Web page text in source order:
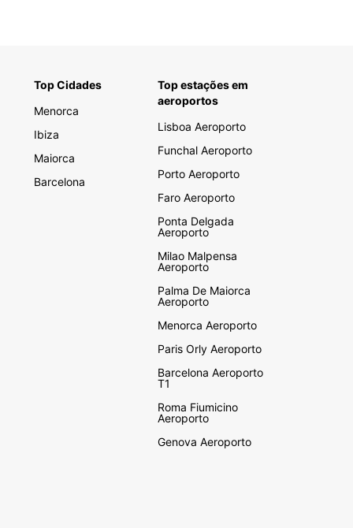
Top Cidades
Menorca
Ibiza
Maiorca
Barcelona
Top estações em
aeroportos
Lisboa Aeroporto
Funchal Aeroporto
Porto Aeroporto
Faro Aeroporto
Ponta Delgada
Aeroporto
Milao Malpensa
Aeroporto
Palma De Maiorca
Aeroporto
Menorca Aeroporto
Paris Orly Aeroporto
Barcelona Aeroporto
T1
Roma Fiumicino
Aeroporto
Genova Aeroporto